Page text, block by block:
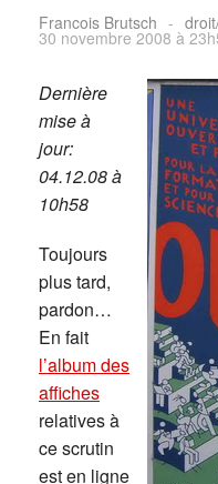
Francois Brutsch -
30 novembre 2008 à
Dernière
mise à
jour:
04.12.08 à
10h58
Toujours
plus tard,
pardon…
En fait
l’album des
affiches
relatives à
ce scrutin
est en ligne